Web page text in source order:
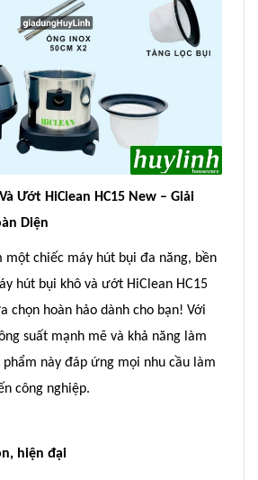
Ướt HiClean HC15 New – Giải
Diện
một chiếc máy hút bụi đa năng, bền
hút bụi khô và ướt HiClean HC15
chọn hoàn hảo dành cho bạn! Với
suất mạnh mẽ và khả năng làm
này đáp ứng mọi nhu cầu làm
công nghiệp.
hiện đại